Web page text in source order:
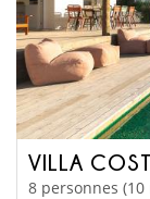
VILLA
8 personnes (10